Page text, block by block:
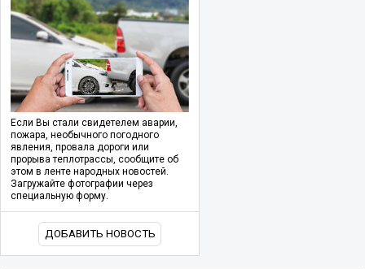
Если Вы стали свидетелем аварии,
пожара, необычного погодного
явления, провала дороги или
прорыва теплотрассы, сообщите об
этом в ленте народных новостей.
Загружайте фотографии через
специальную форму.
ДОБАВИТЬ НОВОСТЬ